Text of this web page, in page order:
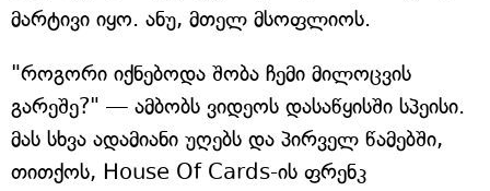
მარტივი იყო. ანუ, მთელ მსოფლიოს.
"როგორი იქნებოდა შობა ჩემი მილოცვის
გარეშე?" — ამბობს ვიდეოს დასაწყისში სპეისი.
მას სხვა ადამიანი უღებს და პირველ წამებში,
თითქოს, House Of Cards-ის ფრენკ